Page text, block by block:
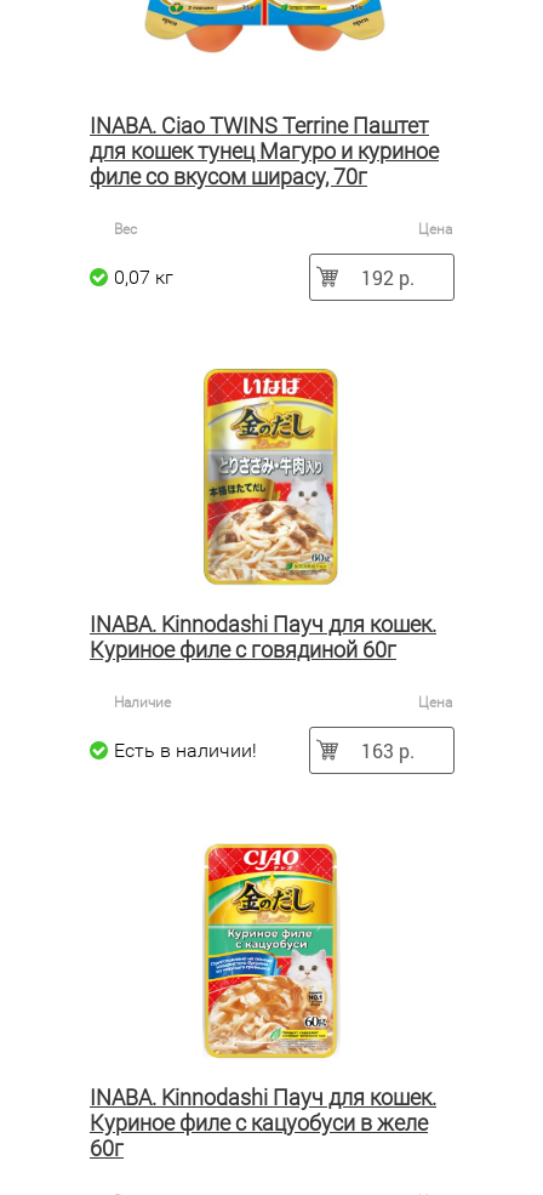
INABA. Ciao TWINS Terrine Паштет
для кошек тунец Магуро и куриное
филе со вкусом ширасу, 70г
Вес Цена
0,07 кг 192 р.
INABA. Kinnodashi Пауч для кошек.
Куриное филе с говядиной 60г
Наличие Цена
Есть в наличии! 163 р.
INABA. Kinnodashi Пауч для кошек.
Куриное филе с кацуобуси в желе
60г